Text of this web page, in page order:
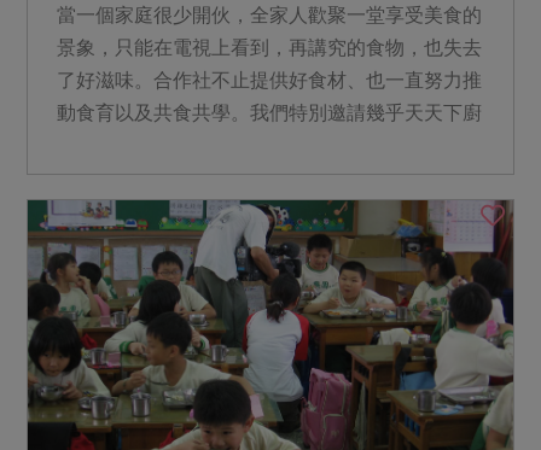
當一個家庭很少開伙，全家人歡聚一堂享受美食的
景象，只能在電視上看到，再講究的食物，也失去
了好滋味。合作社不止提供好食材、也一直努力推
動食育以及共食共學。我們特別邀請幾乎天天下廚